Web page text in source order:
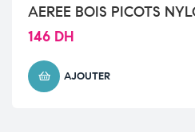
AEREE BOIS PICOTS
FEELING WOOD
146 DH
AJOUTER